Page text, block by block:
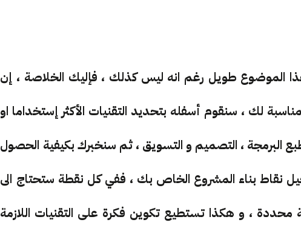
هذا الموضوع طويل رغم انه ليس كذلك ، فإليك الخلاصة ، إن
لك ، سنقوم أسفله بتحديد التقنيات الأكثر إستخداما او
البرمجة ، التصميم و التسويق ، ثم سنخبرك بكيفية الحصول
نقاط بناء المشروع الخاص بك ، ففي كل نقطة ستحتاج الى
، و هكذا تستطيع تكوين فكرة على التقنيات اللازمة